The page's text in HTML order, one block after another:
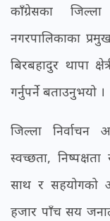
काँग्रेसका
नगरपालिकाका
बिरबहादुर थापा
गर्नुपर्ने बताउनुभयो ।
जिल्ला निर्वाचन
स्वच्छता,
साथ र सहयोगको
हजार पाँच सय